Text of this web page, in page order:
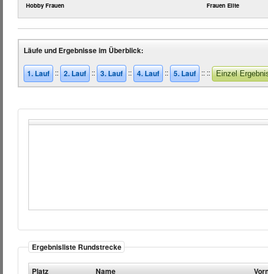
Hobby Frauen
Frauen Elite
Läufe und Ergebnisse im Überblick:
1. Lauf :: 2. Lauf :: 3. Lauf :: 4. Lauf :: 5. Lauf :: :: Einzel
Ergebnisliste Rundstrecke
Platz Name